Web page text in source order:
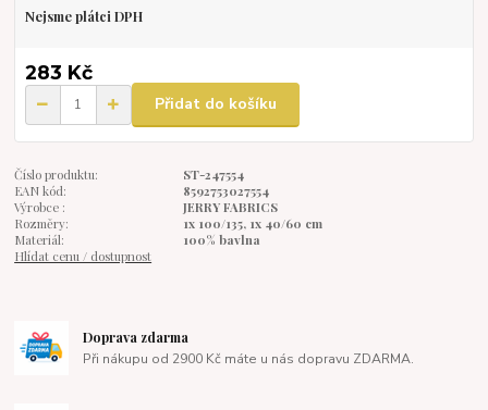
Nejsme plátci DPH
283 Kč
Přidat do košíku
Číslo produktu:
ST-247554
EAN kód:
8592753027554
Výrobce :
JERRY FABRICS
Rozměry:
1x 100/135, 1x 40/60 cm
Materiál:
100% bavlna
Hlídat cenu / dostupnost
Doprava zdarma
Při nákupu od 2900 Kč máte u nás dopravu ZDARMA.